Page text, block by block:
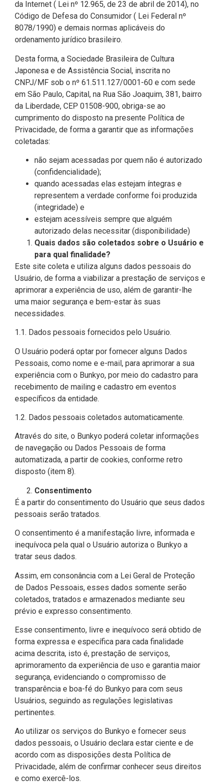
da Internet ( Lei nº 12.965, de 23 de abril de 2014), no
Código de Defesa do Consumidor ( Lei Federal nº
8078/1990) e demais normas aplicáveis do
ordenamento jurídico brasileiro.
Desta forma, a Sociedade Brasileira de Cultura
Japonesa e de Assistência Social, inscrita no
CNPJ/MF sob o nº 61.511.127/0001-60 e com sede
em São Paulo, Capital, na Rua São Joaquim, 381, bairro
da Liberdade, CEP 01508-900, obriga-se ao
cumprimento do disposto na presente Política de
Privacidade, de forma a garantir que as informações
coletadas:
não sejam acessadas por quem não é autorizado
(confidencialidade);
quando acessadas elas estejam íntegras e
representem a verdade conforme foi produzida
(integridade) e
estejam acessíveis sempre que alguém
autorizado delas necessitar (disponibilidade)
Quais dados são coletados sobre o Usuário e
para qual finalidade?
Este site coleta e utiliza alguns dados pessoais do
Usuário, de forma a viabilizar a prestação de serviços e
aprimorar a experiência de uso, além de garantir-lhe
uma maior segurança e bem-estar às suas
necessidades.
1.1. Dados pessoais fornecidos pelo Usuário.
O Usuário poderá optar por fornecer alguns Dados
Pessoais, como nome e e-mail, para aprimorar a sua
experiência com o Bunkyo, por meio do cadastro para
recebimento de mailing e cadastro em eventos
específicos da entidade.
1.2. Dados pessoais coletados automaticamente.
Através do site, o Bunkyo poderá coletar informações
de navegação ou Dados Pessoais de forma
automatizada, a partir de cookies, conforme retro
disposto (item 8).
Consentimento
É a partir do consentimento do Usuário que seus dados
pessoais serão tratados.
O consentimento é a manifestação livre, informada e
inequívoca pela qual o Usuário autoriza o Bunkyo a
tratar seus dados.
Assim, em consonância com a Lei Geral de Proteção
de Dados Pessoais, esses dados somente serão
coletados, tratados e armazenados mediante seu
prévio e expresso consentimento.
Esse consentimento, livre e inequívoco será obtido de
forma expressa e específica para cada finalidade
acima descrita, isto é, prestação de serviços,
aprimoramento da experiência de uso e garantia maior
segurança, evidenciando o compromisso de
transparência e boa-fé do Bunkyo para com seus
Usuários, seguindo as regulações legislativas
pertinentes.
Ao utilizar os serviços do Bunkyo e fornecer seus
dados pessoais, o Usuário declara estar ciente e de
acordo com as disposições desta Política de
Privacidade, além de confirmar conhecer seus direitos
e como exercê-los.